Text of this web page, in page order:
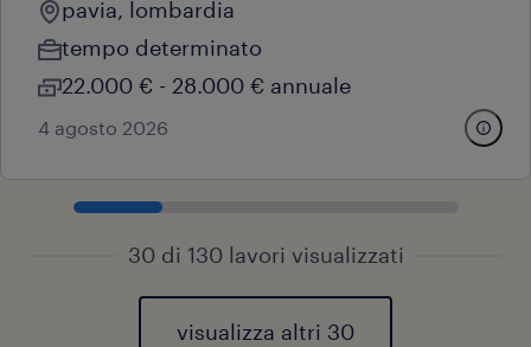
pavia, lombardia
tempo determinato
22.000 € - 28.000 € annuale
4 agosto 2026
30 di 130 lavori visualizzati
visualizza altri 30